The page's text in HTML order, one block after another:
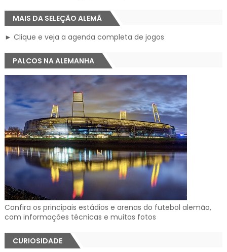
MAIS DA SELEÇÃO ALEMÃ
► Clique e veja a agenda completa de jogos
PALCOS NA ALEMANHA
Confira os principais estádios e arenas do futebol alemão,
com informações técnicas e muitas fotos
CURIOSIDADE